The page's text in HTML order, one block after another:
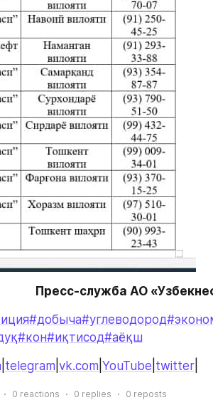
Пресс-служба АО
#добыча#углеводород
#кон#иқтисод#аёқш
telegram vk.com YouTube twitter
0 reactions 0 replies 0 reposts